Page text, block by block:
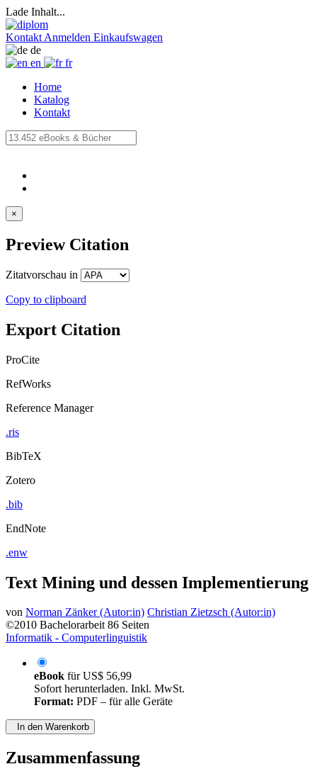
Lade Inhalt...
Kontakt Anmelden Einkaufswagen
de
en
fr
Home
Katalog
Kontakt
×
Preview Citation
Zitatvorschau in
Copy to clipboard
Export Citation
ProCite
RefWorks
Reference Manager
.ris
BibTeX
Zotero
.bib
EndNote
.enw
Text Mining und dessen Implementierung
von Norman Zänker (Autor:in) Christian Zietzsch (Autor:in)
©2010 Bachelorarbeit 86 Seiten
Informatik - Computerlinguistik
eBook fürUS$ 56,99
Sofort herunterladen. Inkl. MwSt.
Format: PDF – für alle Geräte
In den Warenkorb
Zusammenfassung